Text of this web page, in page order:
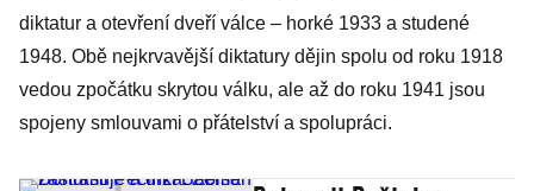
diktatur a otevření dveří válce – horké 1933 a studené
1948. Obě nejkrvavější diktatury dějin spolu od roku 1918
vedou zpočátku skrytou válku, ale až do roku 1941 jsou
spojeny smlouvami o přátelství a spolupráci.